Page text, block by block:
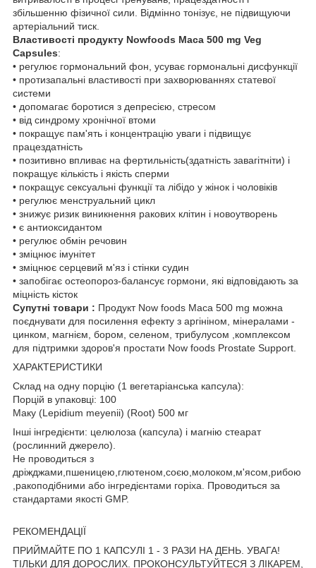
збільшенню фізичної сили. Відмінно тонізує, не підвищуючи
артеріальний тиск.
Властивості продукту Nowfoods Maca 500 mg Veg
Capsules:
• регулює гормональний фон, усуває гормональні дисфункції
• протизапальні властивості при захворюваннях статевої
системи
• допомагає боротися з депресією, стресом
• від синдрому хронічної втоми
• покращує пам'ять і концентрацію уваги і підвищує
працездатність
• позитивно впливає на фертильність(здатність завагітніти) і
покращує кількість і якість сперми
• покращує сексуальні функції та лібідо у жінок і чоловіків
• регулює менструальний цикл
• знижує ризик виникнення ракових клітин і новоутворень
• є антиоксидантом
• регулює обмін речовин
• зміцнює імунітет
• зміцнює серцевий м'яз і стінки судин
• запобігає остеопороз-балансує гормони, які відповідають за
міцність кісток
Супутні товари : Продукт Now foods Maca 500 mg можна
поєднувати для посилення ефекту з аргініном, мінералами -
цинком, магнієм, бором, селеном, трибулусом ,комплексом
для підтримки здоров'я простати Now foods Prostate Support.
ХАРАКТЕРИСТИКИ
Склад на одну порцію (1 вегетаріанська капсула):
Порцій в упаковці: 100
Маку (Lepidium meyenii) (Root) 500 мг
Інші інгредієнти: целюлоза (капсула) і магнію стеарат
(рослинний джерело).
Не проводиться з
дріжджами,пшеницею,глютеном,соєю,молоком,м'ясом,рибою
,ракоподібними або інгредієнтами горіха. Проводиться за
стандартами якості GMP.
РЕКОМЕНДАЦІЇ
ПРИЙМАЙТЕ ПО 1 КАПСУЛІ 1 - 3 РАЗИ НА ДЕНЬ. УВАГА!
ТІЛЬКИ ДЛЯ ДОРОСЛИХ. ПРОКОНСУЛЬТУЙТЕСЯ З ЛІКАРЕМ,